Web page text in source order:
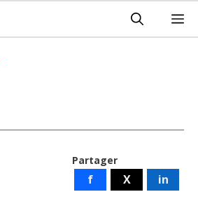
Partager
f X in